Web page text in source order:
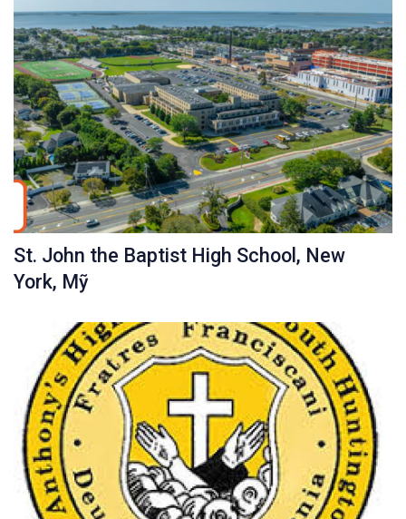
St. John the Baptist High School, New
York, Mỹ